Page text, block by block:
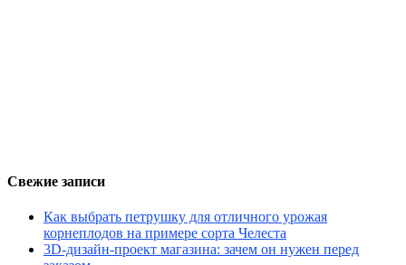
Свежие записи
Как выбрать петрушку для отличного урожая
корнеплодов на примере сорта Челеста
3D-дизайн-проект магазина: зачем он нужен перед